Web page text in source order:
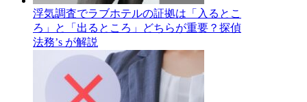
浮気調査でラブホテルの証拠は「入るとこ
ろ」と「出るところ」どちらが重要？探偵
法務’s が解説